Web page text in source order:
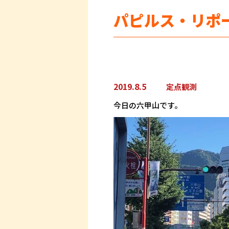
パピルス・リポ
2019.8.5
定点観測
今日の六甲山です。